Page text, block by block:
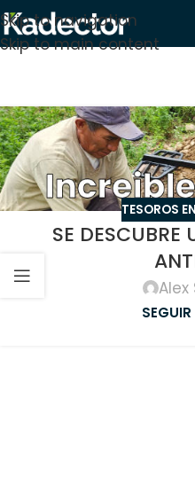
Skip to navigation
Skip to main content
TESOROS
SE DESCUBRE
Alex
SEGUIR